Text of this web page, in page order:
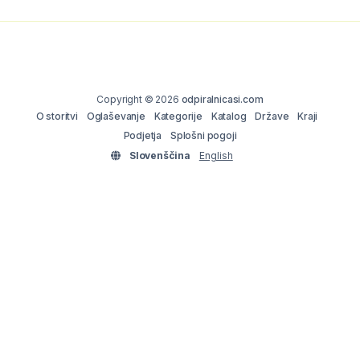
Copyright © 2026 odpiralnicasi.com
O storitvi
Oglaševanje Kategorije Katalog Države
Kraji
Podjetja
Splošni pogoji
Slovenščina
English